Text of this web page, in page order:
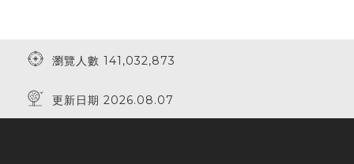
瀏覽人數 141,032,873
更新日期 2026.08.07